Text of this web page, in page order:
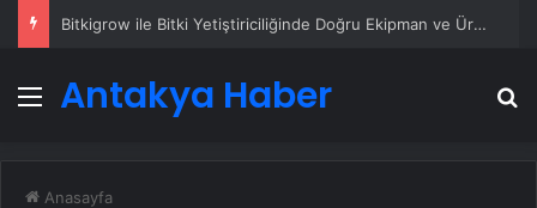
Petmona : Kedi Maması ve Köpek Maması İle Tüm Evcil Hayvan Ürünleri
Menü
Antakya Haber
Anasayfa